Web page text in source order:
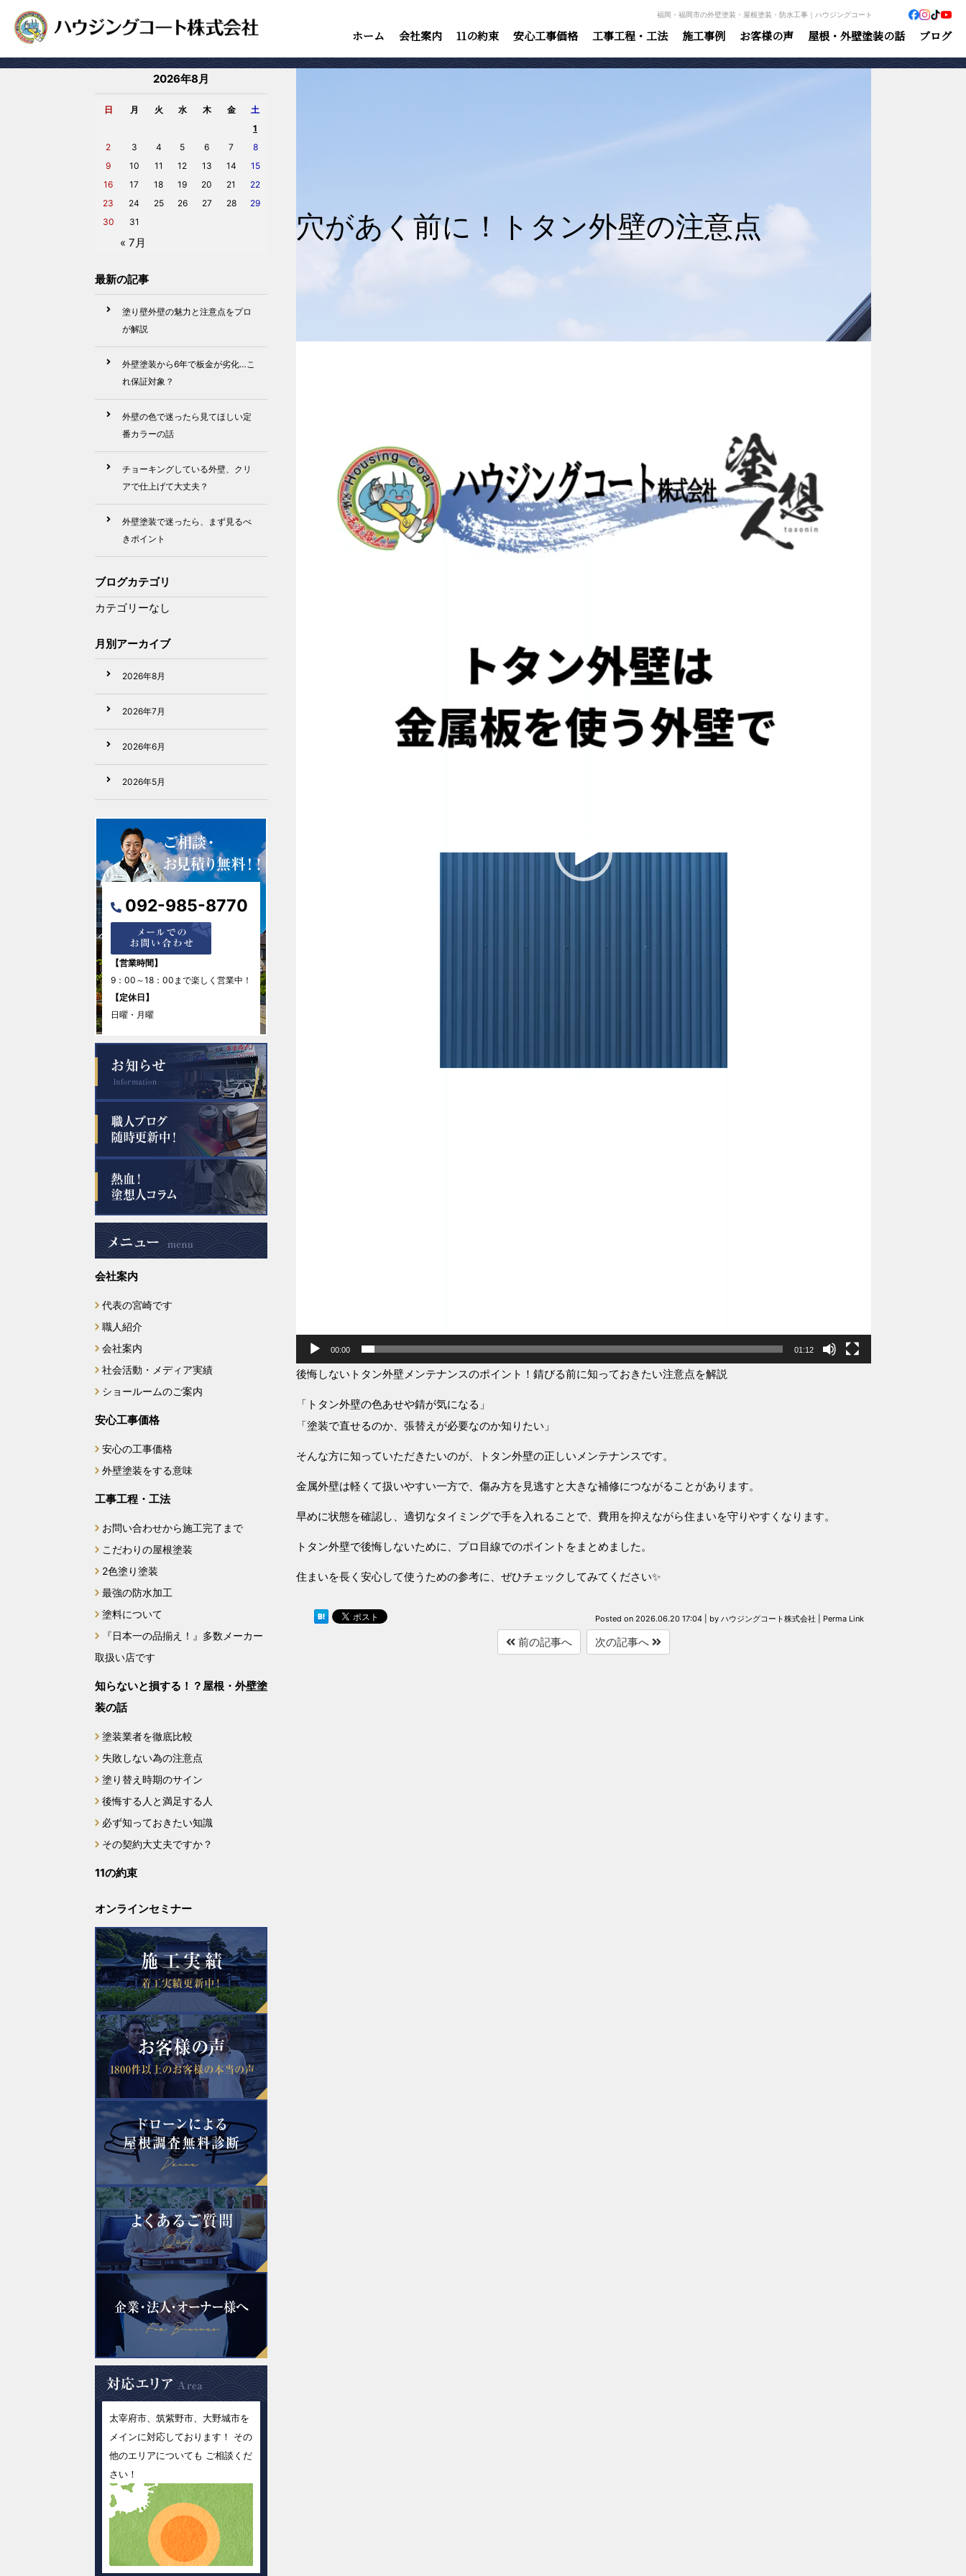
福岡・福岡市の外壁塗装・屋根塗装・防水工事｜ハウジングコート
ホーム 会社案内 11の約束 安心工事価格 工事工程・工法 施工事例 お客様の声 屋根・外壁塗装の話 ブログ
穴があく前に！トタン外壁の注意点
00:00 01:12
後悔しないトタン外壁メンテナンスのポイント！錆びる前に知っておきたい注意点を解説
「トタン外壁の色あせや錆が気になる」
「塗装で直せるのか、張替えが必要なのか知りたい」
そんな方に知っていただきたいのが、トタン外壁の正しいメンテナンスです。
金属外壁は軽くて扱いやすい一方で、傷み方を見逃すと大きな補修につながることがあります。
早めに状態を確認し、適切なタイミングで手を入れることで、費用を抑えながら住まいを守りやすくなります。
トタン外壁で後悔しないために、プロ目線でのポイントをまとめました。
住まいを長く安心して使うための参考に、ぜひチェックしてみてください✨
Posted on 2026.06.20 17:04| by ハウジングコート株式会社 Perma Link
前の記事へ 次の記事へ
2026年8月
日 月 火 水 木 金 土
« 7月
1
2
3 4 5 6 7
8
9
10 11 12 13 14
15
16
17 18 19 20 21
22
23
24 25 26 27 28
29
30
31
最新の記事
塗り壁外壁の魅力と注意点をプロ
が解説
外壁塗装から6年で板金が劣化…こ
れ保証対象？
外壁の色で迷ったら見てほしい定
番カラーの話
チョーキングしている外壁、クリ
アで仕上げて大丈夫？
外壁塗装で迷ったら、まず見るべ
きポイント
ブログカテゴリ
カテゴリーなし
月別アーカイブ
2026年8月
2026年7月
2026年6月
2026年5月
2026年4月
2026年3月
2026年1月
2025年12月
2025年11月
2025年9月
2025年8月
2025年7月
2025年5月
2025年4月
2025年3月
2025年2月
2025年1月
2024年11月
2024年10月
2024年7月
2024年6月
2024年4月
2024年2月
2023年11月
2023年9月
2023年8月
2023年7月
2022年10月
2022年8月
2022年5月
2022年3月
092-985-8770
【営業時間】
9：00～18：00まで楽しく営業中！
【定休日】
日曜・月曜
会社案内
代表の宮崎です
職人紹介
会社案内
社会活動・メディア実績
ショールームのご案内
安心工事価格
安心の工事価格
外壁塗装をする意味
工事工程・工法
お問い合わせから施工完了まで
こだわりの屋根塗装
2色塗り塗装
最強の防水加工
塗料について
『日本一の品揃え！』多数メーカー
取扱い店です
知らないと損する！？屋根・外壁塗
装の話
塗装業者を徹底比較
失敗しない為の注意点
塗り替え時期のサイン
後悔する人と満足する人
必ず知っておきたい知識
その契約大丈夫ですか？
11の約束
オンラインセミナー
太宰府市、筑紫野市、大野城市を
メインに対応しております！ その
他のエリアについても ご相談くだ
さい！